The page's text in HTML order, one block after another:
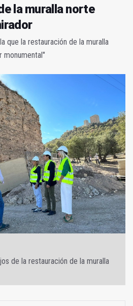
la muralla norte
que la restauración de la muralla
monumental"
de la restauración de la muralla